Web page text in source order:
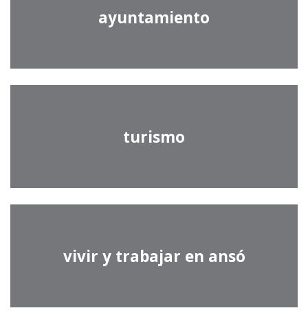
ayuntamiento
turismo
vivir y trabajar en ansó